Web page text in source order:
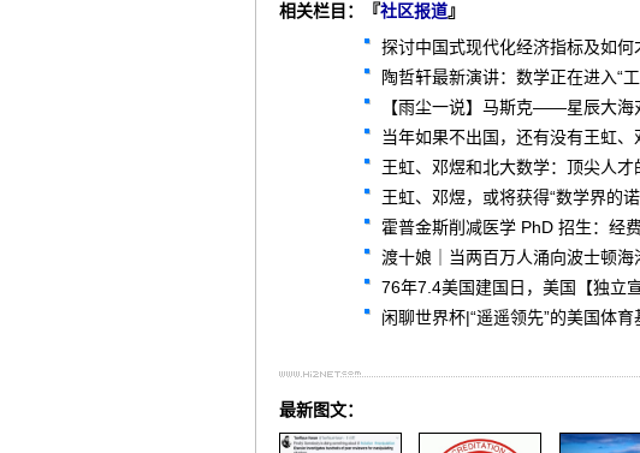
相关栏目：『社区报道』
探讨中国式现代化经济指标及如何
陶哲轩最新演讲：数学正在进入“
【雨尘一说】马斯克——星辰大海
当年如果不出国，还有没有王虹、
王虹、邓煜和北大数学：顶尖人才
王虹、邓煜，或将获得“数学界的
霍普金斯削减医学 PhD 招生：经
渡十娘｜当两百万人涌向波士顿
76年7.4美国建国日，美国【独立
闲聊世界杯|“遥遥领先”的美国体育
最新图文：